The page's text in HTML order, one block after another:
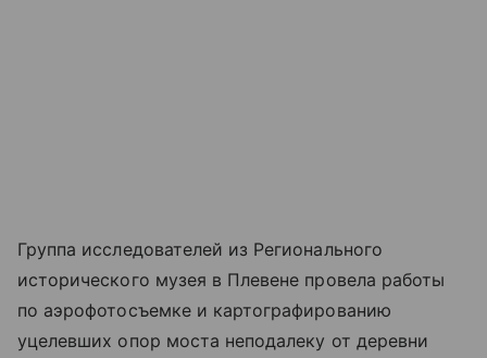
Группа исследователей из Регионального
исторического музея в Плевене провела работы
по аэрофотосъемке и картографированию
уцелевших опор моста неподалеку от деревни